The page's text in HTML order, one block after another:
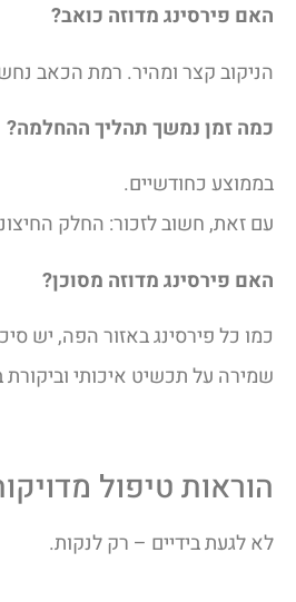
האם פירסינג מדוזה כואב?
הניקוב קצר ומהיר. רמת הכאב נחשבת בינונית (4–5 מתוך 10) – נסבלת
כמה זמן נמשך תהליך ההחלמה?
בממוצע כחודשיים.
עם זאת, חשוב לזכור: החלק
האם פירסינג מדוזה מסוכן?
כמו כל פירסינג באזור הפה, יש
שמירה על תכשיט איכותי
הוראות טיפול
לא לגעת בידיים – רק לנקות.